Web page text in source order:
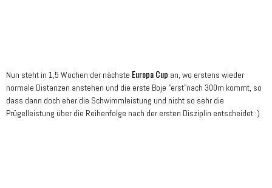
Nun steht in 1,5 Wochen der nächste Europa Cup an, wo erstens wieder
normale Distanzen anstehen und die erste Boje "erst"nach 300m kommt, so
dass dann doch eher die Schwimmleistung und nicht so sehr die
Prügelleistung über die Reihenfolge nach der ersten Disziplin entscheidet :)